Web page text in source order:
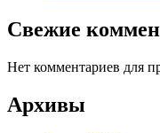
Свежие
Нет комментариев для
Архивы